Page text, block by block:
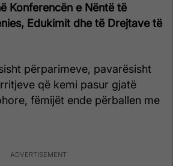
Konferencën e Nëntë të
Edukimit dhe të Drejtave të
përparimeve, pavarësisht
që kemi pasur gjatë
fëmijët ende përballen me